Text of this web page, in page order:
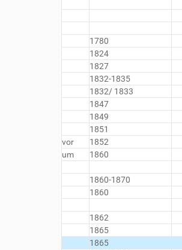
1780
1824
1827
1832-1835
1832/ 1833
1847
1849
1851
vor
1852
um
1860
1860-1870
1860
1862
1865
1865